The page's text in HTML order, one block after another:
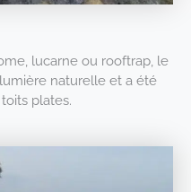
lucarne ou rooftrap, le
naturelle et a été
plates.